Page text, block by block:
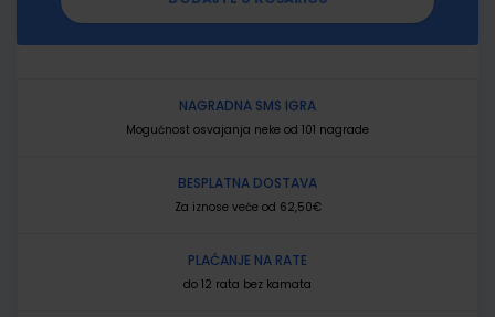
NAGRADNA SMS IGRA
Mogućnost osvajanja neke od 101 nagrade
BESPLATNA DOSTAVA
Za iznose veće od 62,50€
PLAĆANJE NA RATE
do 12 rata bez kamata